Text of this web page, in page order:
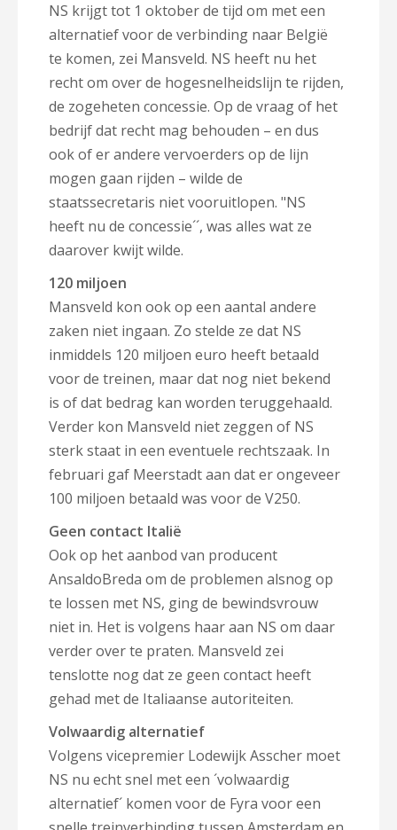
NS krijgt tot 1 oktober de tijd om met een
alternatief voor de verbinding naar België
te komen, zei Mansveld. NS heeft nu het
recht om over de hogesnelheidslijn te rijden,
de zogeheten concessie. Op de vraag of het
bedrijf dat recht mag behouden – en dus
ook of er andere vervoerders op de lijn
mogen gaan rijden – wilde de
staatssecretaris niet vooruitlopen. "NS
heeft nu de concessie´´, was alles wat ze
daarover kwijt wilde.
120 miljoen
Mansveld kon ook op een aantal andere
zaken niet ingaan. Zo stelde ze dat NS
inmiddels 120 miljoen euro heeft betaald
voor de treinen, maar dat nog niet bekend
is of dat bedrag kan worden teruggehaald.
Verder kon Mansveld niet zeggen of NS
sterk staat in een eventuele rechtszaak. In
februari gaf Meerstadt aan dat er ongeveer
100 miljoen betaald was voor de V250.
Geen contact Italië
Ook op het aanbod van producent
AnsaldoBreda om de problemen alsnog op
te lossen met NS, ging de bewindsvrouw
niet in. Het is volgens haar aan NS om daar
verder over te praten. Mansveld zei
tenslotte nog dat ze geen contact heeft
gehad met de Italiaanse autoriteiten.
Volwaardig alternatief
Volgens vicepremier Lodewijk Asscher moet
NS nu echt snel met een ´volwaardig
alternatief´ komen voor de Fyra voor een